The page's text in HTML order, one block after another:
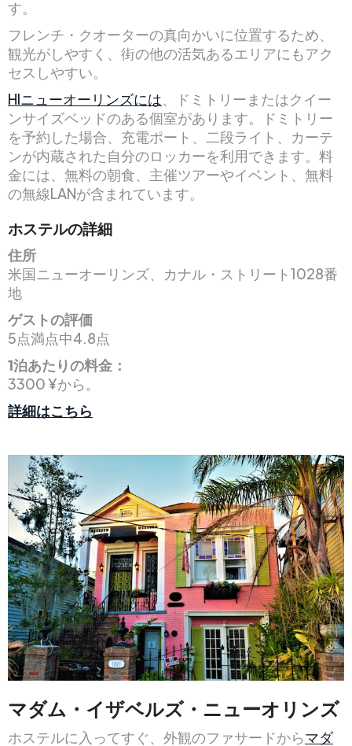
す。
フレンチ・クオーターの真向かいに位置するため、
観光がしやすく、街の他の活気あるエリアにもアク
セスしやすい。
HIニューオーリンズには、ドミトリーまたはクイー
ンサイズベッドのある個室があります。ドミトリー
を予約した場合、充電ポート、二段ライト、カーテ
ンが内蔵された自分のロッカーを利用できます。料
金には、無料の朝食、主催ツアーやイベント、無料
の無線LANが含まれています。
ホステルの詳細
住所
米国ニューオーリンズ、カナル・ストリート1028番
地
ゲストの評価
5点満点中4.8点
1泊あたりの料金：
3300 ¥から。
詳細はこちら
マダム・イザベルズ・ニューオリンズ
ホステルに入ってすぐ、外観のファサードからマダ